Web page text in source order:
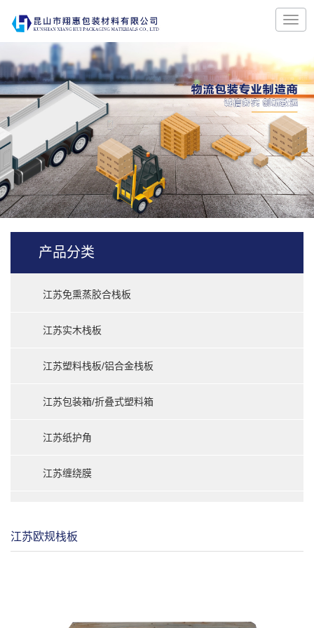
产品分类
江苏免熏蒸胶合栈板
江苏实木栈板
江苏塑料栈板/铝合金栈板
江苏包装箱/折叠式塑料箱
江苏纸护角
江苏缠绕膜
江苏欧规栈板